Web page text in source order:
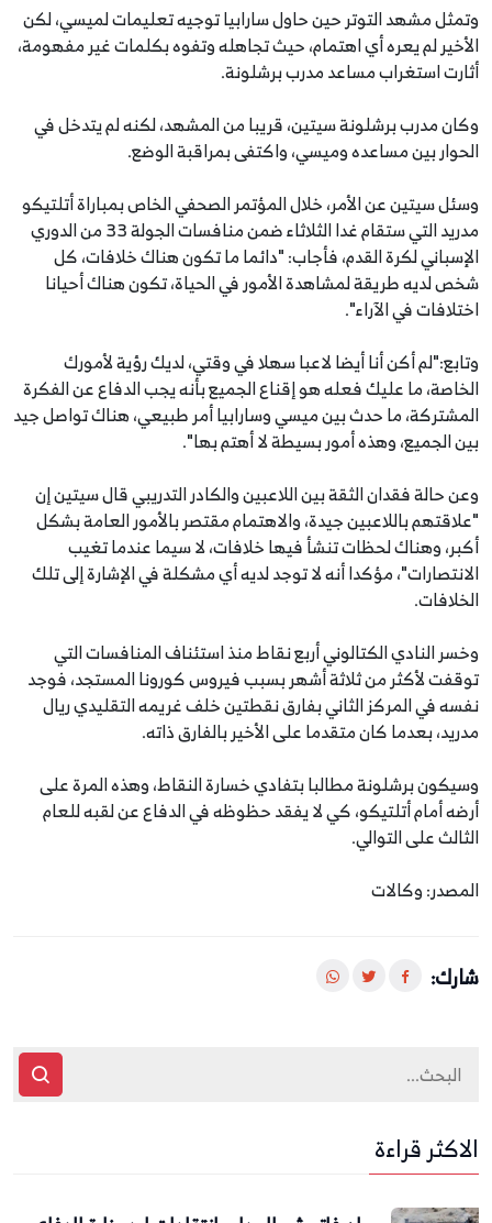
وتمثل مشهد التوتر حين حاول سارابيا توجيه تعليمات لميسي، لكن
الأخير لم يعره أي اهتمام، حيث تجاهله وتفوه بكلمات غير مفهومة،
أثارت استغراب مساعد مدرب برشلونة.
وكان مدرب برشلونة سيتين، قريبا من المشهد، لكنه لم يتدخل في
الحوار بين مساعده وميسي، واكتفى بمراقبة الوضع.
وسئل سيتين عن الأمر، خلال المؤتمر الصحفي الخاص بمباراة أتلتيكو
مدريد التي ستقام غدا الثلاثاء ضمن منافسات الجولة 33 من الدوري
الإسباني لكرة القدم، فأجاب: "دائما ما تكون هناك خلافات، كل
شخص لديه طريقة لمشاهدة الأمور في الحياة، تكون هناك أحيانا
اختلافات في الآراء".
وتابع:"لم أكن أنا أيضا لاعبا سهلا في وقتي، لديك رؤية لأمورك
الخاصة، ما عليك فعله هو إقناع الجميع بأنه يجب الدفاع عن الفكرة
المشتركة، ما حدث بين ميسي وسارابيا أمر طبيعي، هناك تواصل جيد
بين الجميع، وهذه أمور بسيطة لا أهتم بها".
وعن حالة فقدان الثقة بين اللاعبين والكادر التدريبي قال سيتين إن
"علاقتهم باللاعبين جيدة، والاهتمام مقتصر بالأمور العامة بشكل
أكبر، وهناك لحظات تنشأ فيها خلافات، لا سيما عندما تغيب
الانتصارات"، مؤكدا أنه لا توجد لديه أي مشكلة في الإشارة إلى تلك
الخلافات.
وخسر النادي الكتالوني أربع نقاط منذ استئناف المنافسات التي
توقفت لأكثر من ثلاثة أشهر بسبب فيروس كورونا المستجد، فوجد
نفسه في المركز الثاني بفارق نقطتين خلف غريمه التقليدي ريال
مدريد، بعدما كان متقدما على الأخير بالفارق ذاته.
وسيكون برشلونة مطالبا بتفادي خسارة النقاط، وهذه المرة على
أرضه أمام أتلتيكو، كي لا يفقد حظوظه في الدفاع عن لقبه للعام
الثالث على التوالي.
المصدر: وكالات
شارك:
الاكثر قراءة